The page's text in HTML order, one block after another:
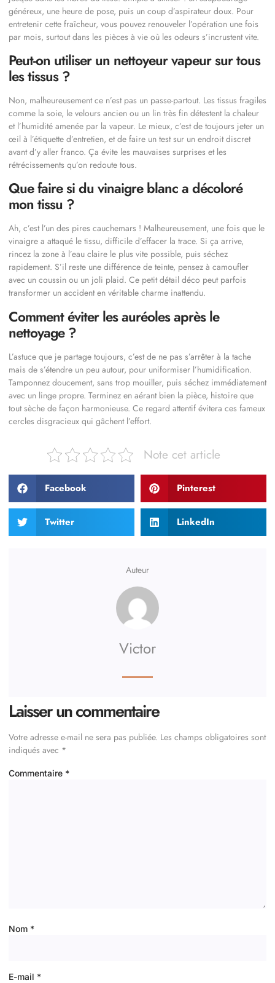
généreux, une heure de pose, puis un coup d’aspirateur doux. Pour
entretenir cette fraîcheur, vous pouvez renouveler l’opération une fois
par mois, surtout dans les pièces à vie où les odeurs s’incrustent vite.
Peut-on utiliser un nettoyeur vapeur sur tous
les tissus ?
Non, malheureusement ce n’est pas un passe-partout. Les tissus fragiles
comme la soie, le velours ancien ou un lin très fin détestent la chaleur
et l’humidité amenée par la vapeur. Le mieux, c’est de toujours jeter un
œil à l’étiquette d’entretien, et de faire un test sur un endroit discret
avant d’y aller franco. Ça évite les mauvaises surprises et les
rétrécissements qu’on redoute tous.
Que faire si du vinaigre blanc a décoloré
mon tissu ?
Ah, c’est l’un des pires cauchemars ! Malheureusement, une fois que le
vinaigre a attaqué le tissu, difficile d’effacer la trace. Si ça arrive,
rincez la zone à l’eau claire le plus vite possible, puis séchez
rapidement. S’il reste une différence de teinte, pensez à camoufler
avec un coussin ou un joli plaid. Ce petit détail déco peut parfois
transformer un accident en véritable charme inattendu.
Comment éviter les auréoles après le
nettoyage ?
L’astuce que je partage toujours, c’est de ne pas s’arrêter à la tache
mais de s’étendre un peu autour, pour uniformiser l’humidification.
Tamponnez doucement, sans trop mouiller, puis séchez immédiatement
avec un linge propre. Terminez en aérant bien la pièce, histoire que
tout sèche de façon harmonieuse. Ce regard attentif évitera ces fameux
cercles disgracieux qui gâchent l’effort.
Note cet article
Facebook Pinterest
Twitter LinkedIn
Auteur
Victor
Laisser un commentaire
Votre adresse e-mail ne sera pas publiée. Les champs obligatoires sont
indiqués avec *
Commentaire *
Nom *
E-mail *